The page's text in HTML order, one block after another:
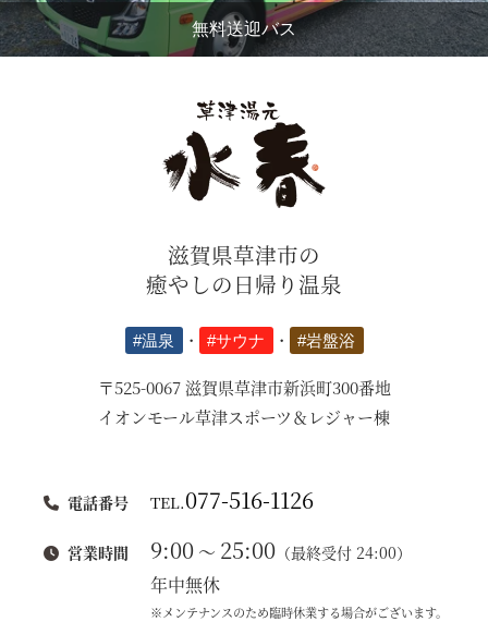
無料送迎バス
滋賀県草津市の
癒やしの日帰り温泉
#温泉 ・ #サウナ ・ #岩盤浴
〒525-0067 滋賀県草津市新浜町300番地
イオンモール草津スポーツ＆レジャー棟
電話番号 TEL.077-516-1126
営業時間 9:00 ～ 25:00 （最終受付 24:00）
年中無休
※メンテナンスのため臨時休業する場合がございます。